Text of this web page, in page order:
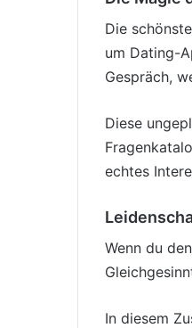
Die
um Dating-
Gespräch,
Diese
echtes
Wenn du
In diesem